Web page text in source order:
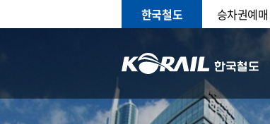
한국철도 승차권예매